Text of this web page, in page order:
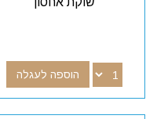
הוספה לעגלה